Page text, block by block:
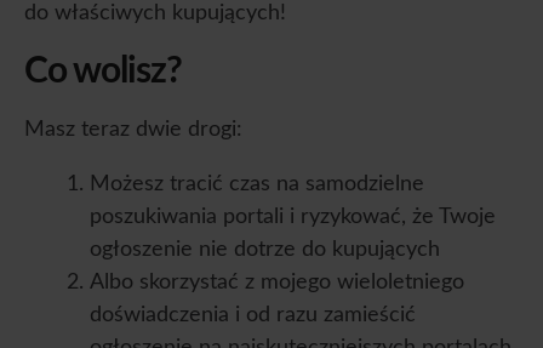
do właściwych kupujących!
Co wolisz?
Masz teraz dwie drogi:
Możesz tracić czas na samodzielne
poszukiwania portali i ryzykować, że Twoje
ogłoszenie nie dotrze do kupujących
Albo skorzystać z mojego wieloletniego
doświadczenia i od razu zamieścić